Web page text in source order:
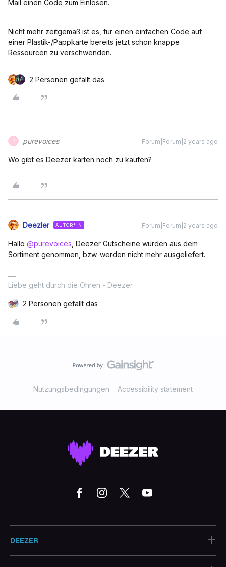
Mail einen Code zum Einlösen.
Nicht mehr zeitgemäß ist es, für einen einfachen Code auf
einer Plastik-/Pappkarte bereits jetzt schon knappe
Ressourcen zu verschwenden.
2 Personen gefällt das
P purevoices Forum|Forum|2 years ago
Wo gibt es Deezer karten noch zu kaufen?
Deezler AUTOR*IN Forum|Forum|2 years ago
Hallo @purevoices , Deezer Gutscheine wurden aus dem
Sortiment genommen, bzw. werden nicht mehr ausgeliefert.
Liebe geht durch die Ohren - Deezer
2 Personen gefällt das
Nutzungsbedingungen Accessibility statement
DEEZER +